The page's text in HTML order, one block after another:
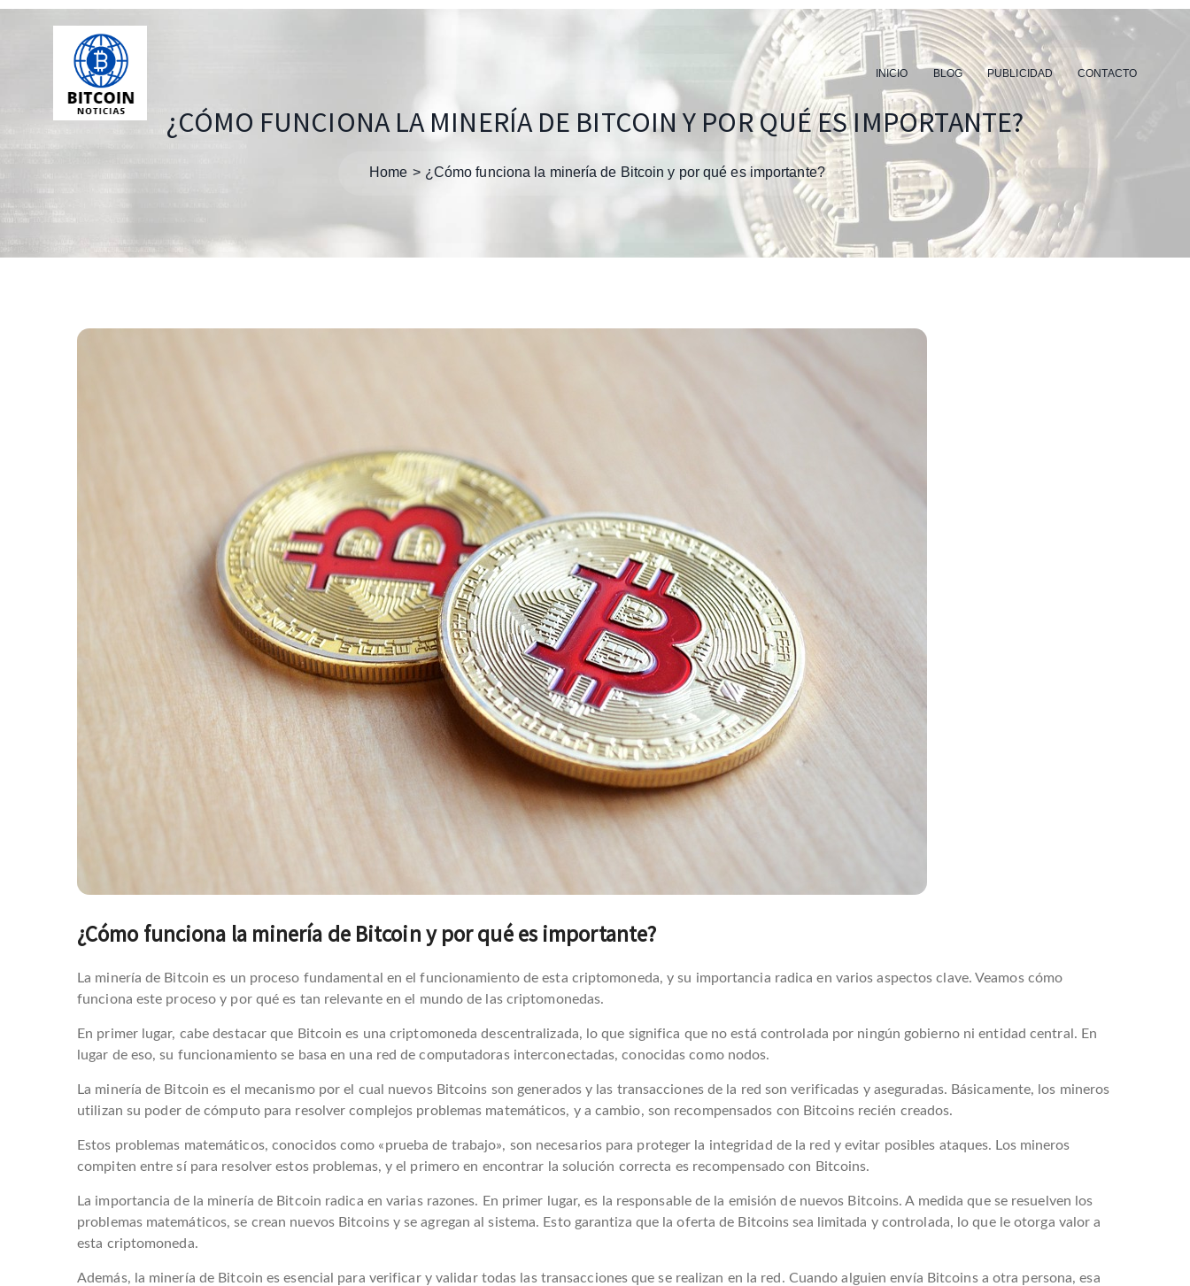
INICIO BLOG PUBLICIDAD CONTACTO
¿CÓMO FUNCIONA LA MINERÍA DE BITCOIN Y POR QUÉ ES IMPORTANTE?
Home ¿Cómo funciona la minería de Bitcoin y por qué es importante?
¿Cómo funciona la minería de Bitcoin y por qué es importante?
La minería de Bitcoin es un proceso fundamental en el funcionamiento de esta criptomoneda, y su importancia radica en varios aspectos clave. Veamos cómo
funciona este proceso y por qué es tan relevante en el mundo de las criptomonedas.
En primer lugar, cabe destacar que Bitcoin es una criptomoneda descentralizada, lo que significa que no está controlada por ningún gobierno ni entidad central. En
lugar de eso, su funcionamiento se basa en una red de computadoras interconectadas, conocidas como nodos.
La minería de Bitcoin es el mecanismo por el cual nuevos Bitcoins son generados y las transacciones de la red son verificadas y aseguradas. Básicamente, los mineros
utilizan su poder de cómputo para resolver complejos problemas matemáticos, y a cambio, son recompensados con Bitcoins recién creados.
Estos problemas matemáticos, conocidos como «prueba de trabajo», son necesarios para proteger la integridad de la red y evitar posibles ataques. Los mineros
compiten entre sí para resolver estos problemas, y el primero en encontrar la solución correcta es recompensado con Bitcoins.
La importancia de la minería de Bitcoin radica en varias razones. En primer lugar, es la responsable de la emisión de nuevos Bitcoins. A medida que se resuelven los
problemas matemáticos, se crean nuevos Bitcoins y se agregan al sistema. Esto garantiza que la oferta de Bitcoins sea limitada y controlada, lo que le otorga valor a
esta criptomoneda.
Además, la minería de Bitcoin es esencial para verificar y validar todas las transacciones que se realizan en la red. Cuando alguien envía Bitcoins a otra persona, esa
Navegación